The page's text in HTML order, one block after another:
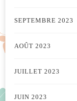
SEPTEMBRE 2023
AOÛT 2023
JUILLET 2023
JUIN 2023